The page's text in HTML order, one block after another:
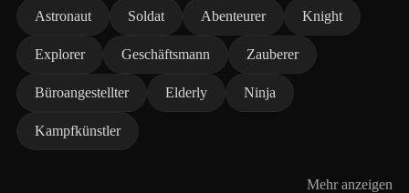
Astronaut Soldat Abenteurer Knight
Explorer Geschäftsmann Zauberer
Büroangestellter Elderly Ninja
Kampfkünstler
Mehr anzeigen